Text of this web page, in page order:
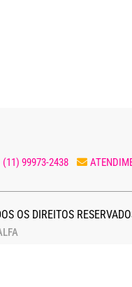
(11) 99973-2438
OS DIREITOS